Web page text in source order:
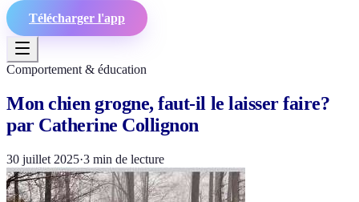
Télécharger l'app
Comportement & éducation
Mon chien grogne, faut-il le laisser faire?
par Catherine Collignon
30 juillet 2025·3 min de lecture